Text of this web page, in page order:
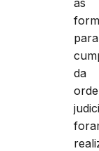
para
da